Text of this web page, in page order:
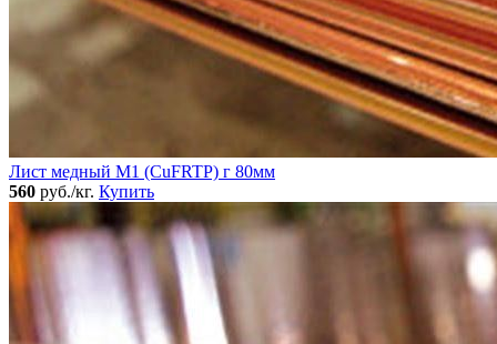
Лист медный М1 (CuFRTP) г 80мм
560 руб./кг. Купить